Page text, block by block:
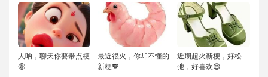
人呐，聊天你要带点梗
🤪
最近很火，你却不懂的
新梗🧡
近期超火新梗，好松
弛，好喜欢😄